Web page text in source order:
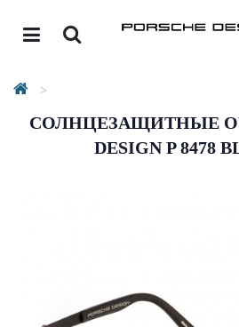
СОЛНЦЕЗАЩИТНЫЕ
DESIGN P 8478